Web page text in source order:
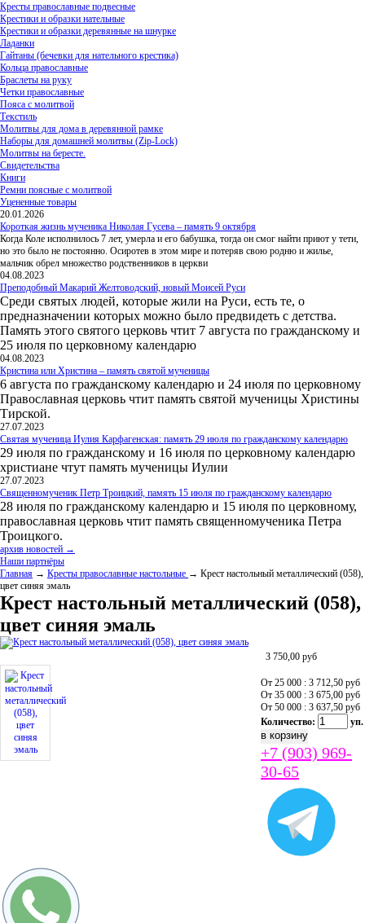
Кресты православные подвесные
Крестики и образки нательные
Крестики и образки деревянные на шнурке
Ладанки
Гайтаны (бечевки для нательного крестика)
Кольца православные
Браслеты на руку
Четки православные
Пояса с молитвой
Текстиль
Молитвы для дома в деревянной рамке
Наборы для домашней молитвы (Zip-Lock)
Молитвы на бересте.
Свидетельства
Книги
Ремни поясные с молитвой
Уцененные товары
20.01.2026
Короткая жизнь мученика Николая Гусева – память 9 октября
Когда Коле исполнилось 7 лет, умерла и его бабушка, тогда он смог найти приют у тети,
но это было не постоянно. Осиротев в этом мире и потеряв свою родню и жилье,
мальчик обрел множество родственников в церкви
04.08.2023
Преподобный Макарий Желтоводский, новый Моисей Руси
Среди святых людей, которые жили на Руси, есть те, о
предназначении которых можно было предвидеть с детства.
Память этого святого церковь чтит 7 августа по гражданскому и
25 июля по церковному календарю
04.08.2023
Кристина или Христина – память святой мученицы
6 августа по гражданскому календарю и 24 июля по церковному
Православная церковь чтит память святой мученицы Христины
Тирской.
27.07.2023
Святая мученица Иулия Карфагенская: память 29 июля по гражданскому календарю
29 июля по гражданскому и 16 июля по церковному календарю
христиане чтут память мученицы Иулии
27.07.2023
Священномученик Петр Троицкий, память 15 июля по гражданскому календарю
28 июля по гражданскому календарю и 15 июля по церковному,
православная церковь чтит память священномученика Петра
Троицкого.
архив новостей →
Наши партнёры
Главная → Кресты православные настольные → Крест настольный металлический (058),
цвет синяя эмаль
Крест настольный металлический (058),
цвет синяя эмаль
3 750,00 руб
От 25 000 : 3 712,50 руб
От 35 000 : 3 675,00 руб
От 50 000 : 3 637,50 руб
Количество:
уп.
+7 (903) 969-
30-65